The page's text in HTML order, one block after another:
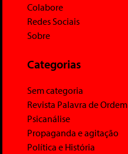
Colabore
Redes Sociais
Sobre
Categorias
Sem categoria
Revista Palavra de Ordem
Psicanálise
Propaganda e agitação
Política e História